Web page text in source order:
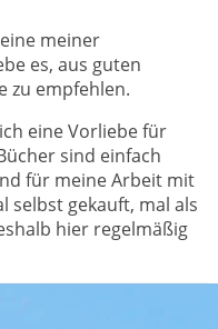
meiner
es, aus guten
zu empfehlen.
eine Vorliebe für
sind einfach
für meine Arbeit mit
selbst gekauft, mal als
hier regelmäßig